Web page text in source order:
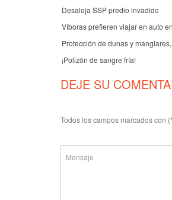
Desaloja SSP predio invadido
Víboras prefieren viajar en auto
Protección de dunas y
¡Polizón de sangre fría!
DEJE SU
Todos los campos marcados con